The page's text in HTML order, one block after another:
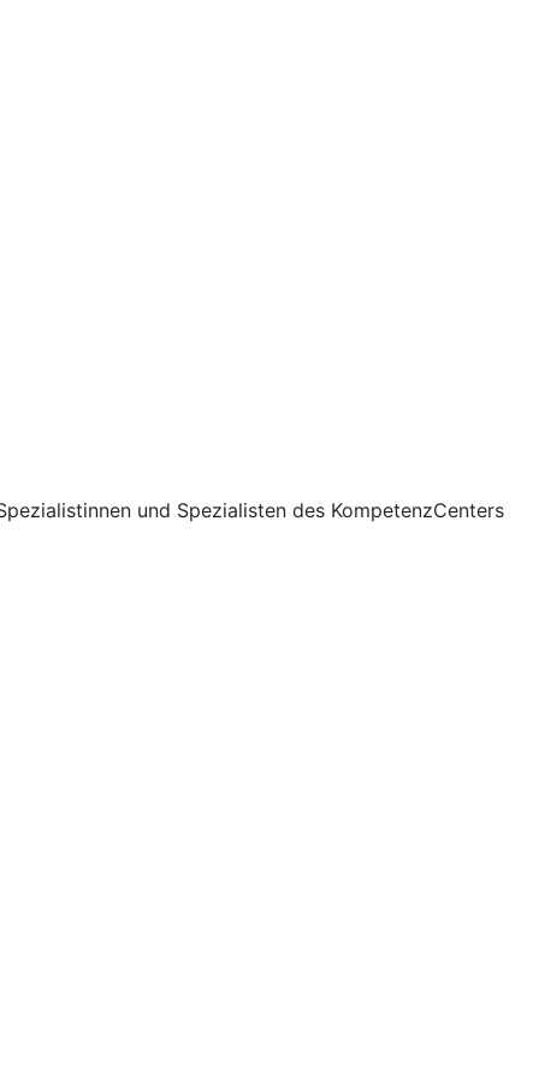
und Spezialisten des KompetenzCenters